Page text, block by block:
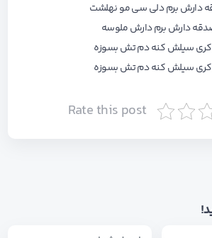
دارش برم دلی سی مو نهلشت
دارش برم دارش ملوسه
سیلش کنه دم تش بسوزه
سیلش کنه دم تش بسوزه
Rate this post